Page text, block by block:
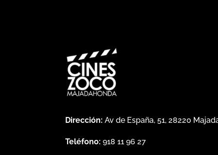
Dirección: Av de España, 51, 28220
Teléfono: 918 11 96 27